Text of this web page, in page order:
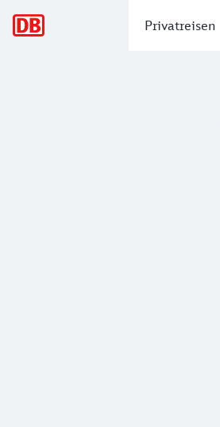
Privatreisen